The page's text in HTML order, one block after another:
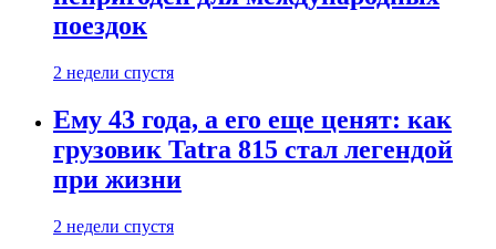
поездок
2 недели спустя
Ему 43 года, а его еще ценят: как
грузовик Tatra 815 стал легендой
при жизни
2 недели спустя